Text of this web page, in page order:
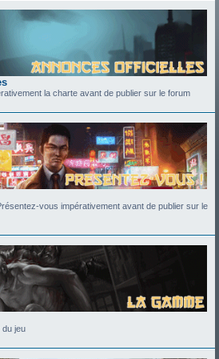
la charte avant de publier sur le forum
vous impérativement avant de publier sur le
du jeu